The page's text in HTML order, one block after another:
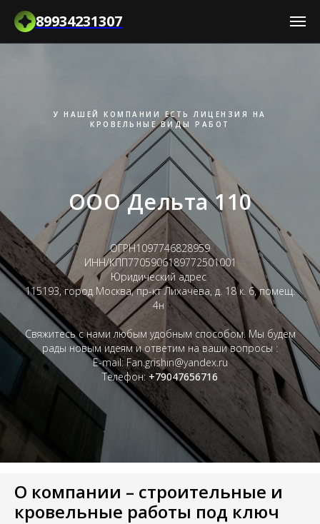
89934231307
У НАШЕЙ КОМПАНИИ ЕСТЬ ЛИЦЕНЗИЯ НА
КРОВЕЛЬНЫЕ ВИДЫ РАБОТ
ООО Дельта 110
ОГРН1097746828959
ИНН/КПП7705906189772501001
Юридический адрес
115193, город Москва, пр-кт Лихачёва, д. 18 к. 6, помещ.
4н
Cвяжитесь с нами любым удобным способом. Мы будем
рады новым идеям и ответим на ваши вопросы :
E-mail: Fan.grishin@yandex.ru
Телефон: +79047656716
О компании – строительные и
кровельные работы под ключ